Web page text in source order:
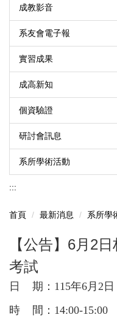
成教影音
系友會電子報
實習成果
成高新知
個資驗證
研討會訊息
系所學術活動
:::
首頁 最新消息 系所學
【公告】6月2
考試
日 期：115年6月2日
時 間：14:00-15:00